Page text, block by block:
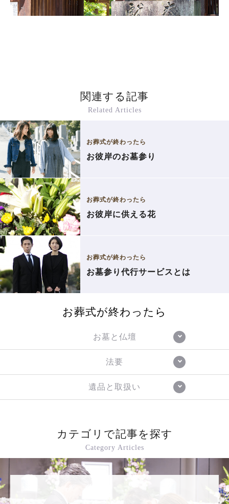
関連する記事
Related Articles
お葬式が終わったら
お彼岸のお墓参り
お葬式が終わったら
お彼岸に供える花
お葬式が終わったら
お墓参り代行サービスとは
お葬式が終わったら
お墓と仏壇
法要
遺品と取扱い
カテゴリで記事を探す
Category Articles